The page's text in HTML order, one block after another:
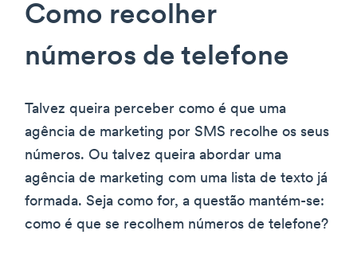
Como recolher
números de telefone
Talvez queira perceber como é que uma
agência de marketing por SMS recolhe os seus
números. Ou talvez queira abordar uma
agência de marketing com uma lista de texto já
formada. Seja como for, a questão mantém-se:
como é que se recolhem números de telefone?